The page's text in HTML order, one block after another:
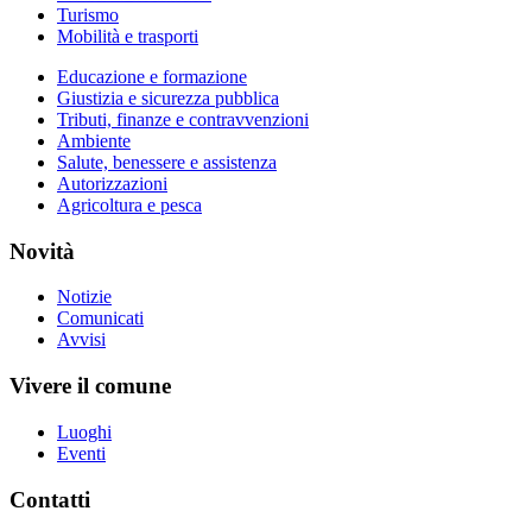
Turismo
Mobilità e trasporti
Educazione e formazione
Giustizia e sicurezza pubblica
Tributi, finanze e contravvenzioni
Ambiente
Salute, benessere e assistenza
Autorizzazioni
Agricoltura e pesca
Novità
Notizie
Comunicati
Avvisi
Vivere il comune
Luoghi
Eventi
Contatti